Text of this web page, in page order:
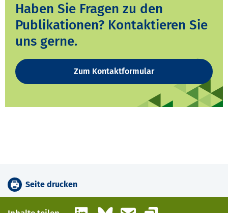
Haben Sie Fragen zu den
Publikationen? Kontaktieren Sie
uns gerne.
Zum Kontaktformular
Seite drucken
LinkedInBlueskyE-Mail